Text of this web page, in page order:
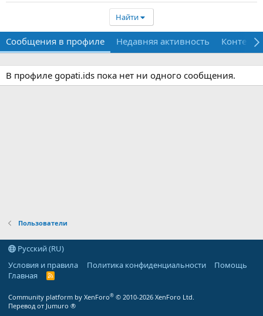
Найти
Сообщения в профиле Недавняя активность Контент
В профиле gopati.ids пока нет ни одного сообщения.
Пользователи
Русский (RU)
Условия и правила
Политика конфиденциальности
Помощь
Главная
R
Community platform by XenForo® © 2010-2026 XenForo Ltd.
Перевод от Jumuro ®